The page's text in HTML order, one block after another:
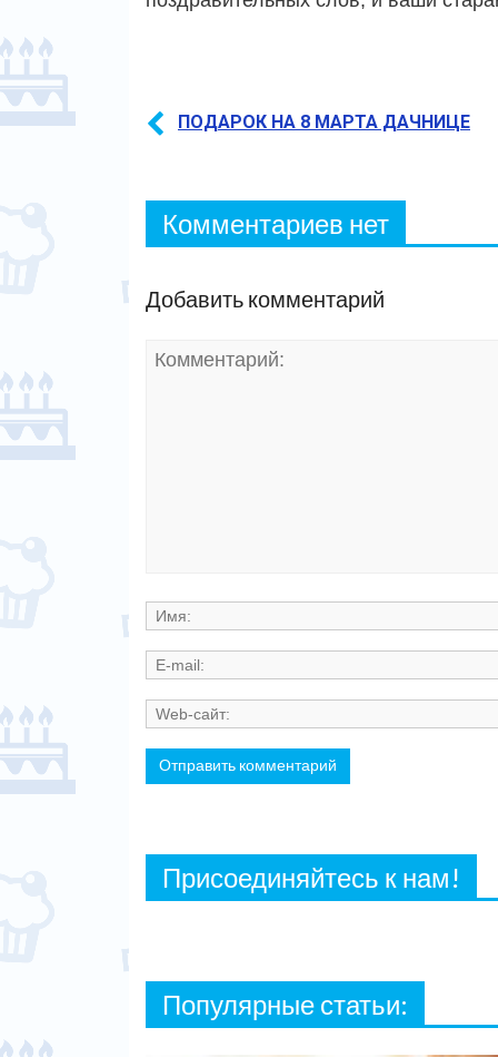
ПОДАРОК НА 8 МАРТА ДАЧНИЦЕ
Комментариев нет
Добавить комментарий
Присоединяйтесь к нам!
Популярные статьи: